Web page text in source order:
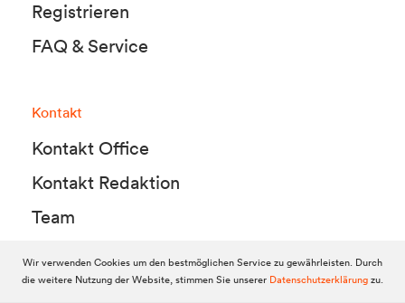
Registrieren
FAQ & Service
Kontakt
Kontakt Office
Kontakt Redaktion
Team
© 2010-2026 Dolomitenstadt.at
Wir verwenden Cookies um den bestmöglichen Service zu gewährleisten. Durch
die weitere Nutzung der Website, stimmen Sie unserer Datenschutzerklärungzu.